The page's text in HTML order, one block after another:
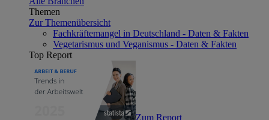
Themen
Zur Themenübersicht
Fachkräftemangel in Deutschland - Daten & Fakten
Vegetarismus und Veganismus - Daten & Fakten
Top Report
Zum Report